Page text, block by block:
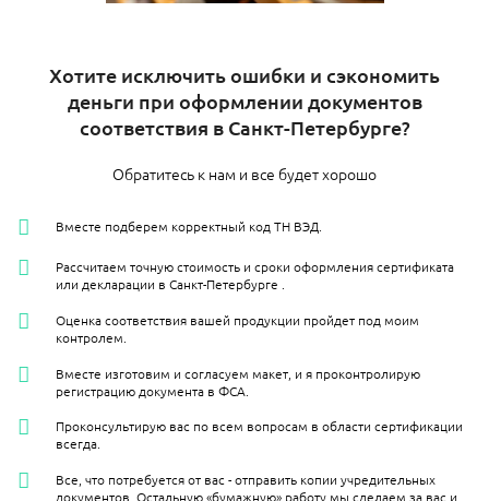
Хотите исключить ошибки и сэкономить
деньги при оформлении документов
соответствия в Санкт-Петербурге?
Обратитесь к нам и все будет хорошо
Вместе подберем корректный код ТН ВЭД.
Рассчитаем точную стоимость и сроки оформления сертификата
или декларации в Санкт-Петербурге​ .
Оценка соответствия вашей продукции пройдет под моим
контролем.
Вместе изготовим и согласуем макет, и я проконтролирую
регистрацию документа в ФСА.
Проконсультирую вас по всем вопросам в области сертификации
всегда.
Все, что потребуется от вас - отправить копии учредительных
документов. Остальную «бумажную» работу мы сделаем за вас и